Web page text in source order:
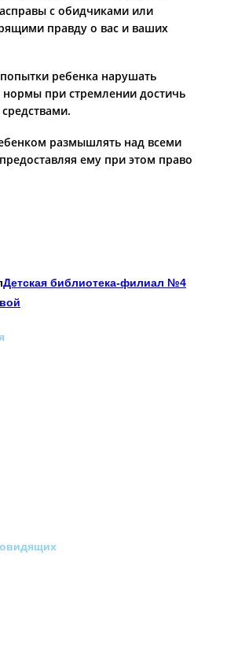
с обидчиками или
правду о вас и ваших
ребенка нарушать
нормы при стремлении достичь
размышлять над всеми
ему при этом право
Детская библиотека-филиал №4